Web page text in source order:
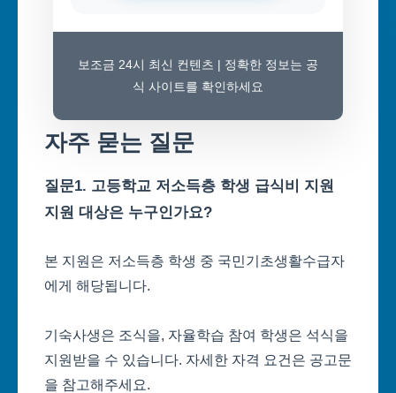
보조금 24시 최신 컨텐츠 | 정확한 정보는 공
식 사이트를 확인하세요
자주 묻는 질문
질문1. 고등학교 저소득층 학생 급식비 지원
지원 대상은 누구인가요?
본 지원은 저소득층 학생 중 국민기초생활수급자
에게 해당됩니다.
기숙사생은 조식을, 자율학습 참여 학생은 석식을
지원받을 수 있습니다. 자세한 자격 요건은 공고문
을 참고해주세요.